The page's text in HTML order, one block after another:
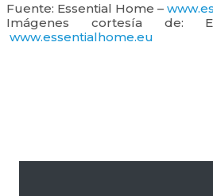
Fuente: Essential Home –
Imágenes cortesía de:
www.essentialhome.eu